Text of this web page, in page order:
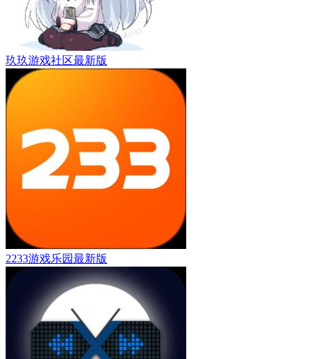
玖玖游戏社区最新版
2233游戏乐园最新版